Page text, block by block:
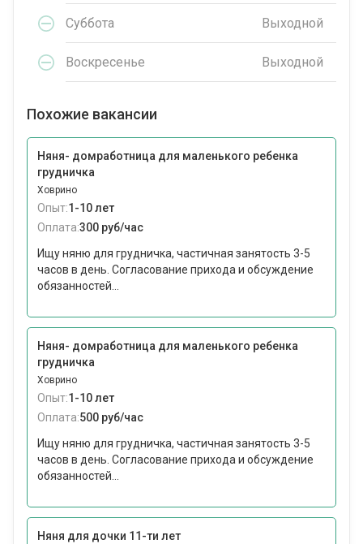
Суббота Выходной
Воскресенье Выходной
Похожие вакансии
Няня- домработница для маленького ребенка
грудничка
Ховрино
Опыт:1-10 лет
Оплата:300 руб/час
Ищу няню для грудничка, частичная занятость 3-5
часов в день. Согласование прихода и обсуждение
обязанностей...
Няня- домработница для маленького ребенка
грудничка
Ховрино
Опыт:1-10 лет
Оплата:500 руб/час
Ищу няню для грудничка, частичная занятость 3-5
часов в день. Согласование прихода и обсуждение
обязанностей...
Няня для дочки 11-ти лет